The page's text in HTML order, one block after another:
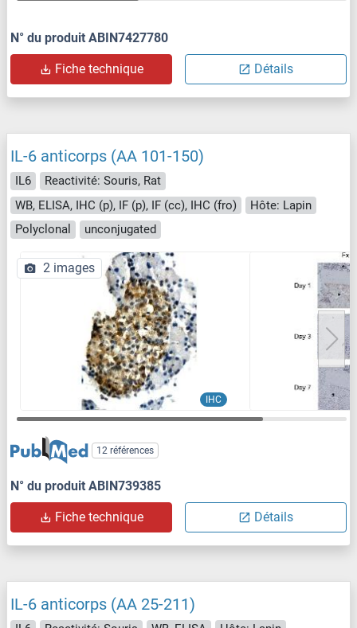
N° du produit ABIN7427780
Fiche technique Détails
IL-6 anticorps (AA 101-150)
IL6
Reactivité: Souris, Rat
WB, ELISA, IHC (p), IF (p), IF (cc), IHC (fro)
Hôte: Lapin
Polyclonal
unconjugated
IHC
2 images
12 références
N° du produit ABIN739385
Fiche technique Détails
IL-6 anticorps (AA 25-211)